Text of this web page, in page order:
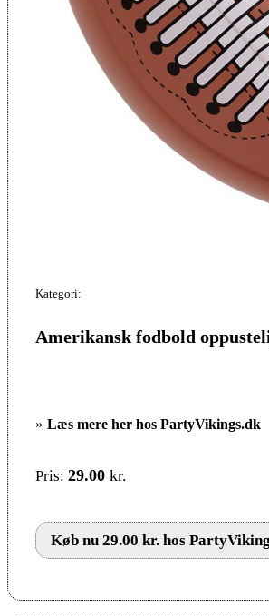
Kategori:
Amerikansk fodbold
» Læs mere her hos PartyVikings.dk
Pris: 29.00 kr.
Køb nu 29.00 kr. hos